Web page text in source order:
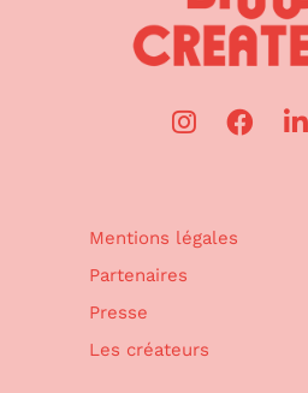
Mentions légales
Partenaires
Presse
Les créateurs